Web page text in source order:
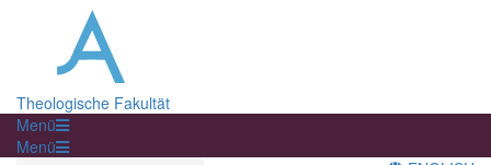
Theologische Fakultät
Menü
Menü